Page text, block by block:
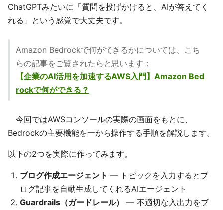
ChatGPTみたいに「質問を投げかけると、AIが答えてく
れる」という感覚で大丈夫です。
Amazon Bedrockで何ができるかについては、こち
らの記事をご覧されたらと思います：
【企業のAI活用を加速するAWS入門】Amazon Bed
rockで何ができる？
今回ではAWSコンソールの実際の画面をもとに、
Bedrockの主要機能を一から操作する手順を解説します。
以下の2つを実際に作ってみます。
ブログ作成エージェント — トピックを入力するとブ
ログ記事を自動生成してくれるAIエージェント
Guardrails（ガードレール）
— 不適切な入出力をブ